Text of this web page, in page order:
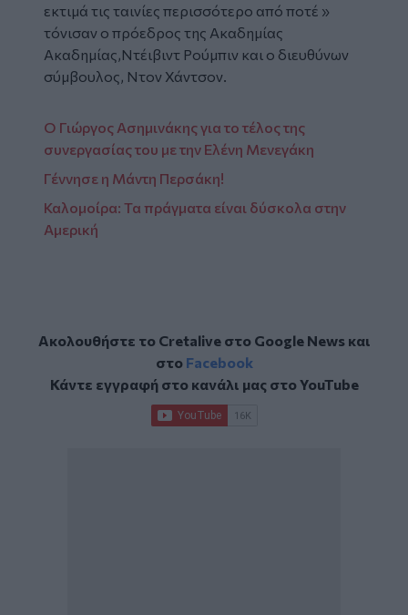
εκτιμά τις ταινίες περισσότερο από ποτέ »
τόνισαν ο πρόεδρος της Ακαδημίας
Ακαδημίας,Ντέιβιντ Ρούμπιν και ο διευθύνων
σύμβουλος, Ντον Χάντσον.
Ο Γιώργος Ασημινάκης για το τέλος της
συνεργασίας του με την Ελένη Μενεγάκη
Γέννησε η Μάντη Περσάκη!
Καλομοίρα: Τα πράγματα είναι δύσκολα στην
Αμερική
Ακολουθήστε το Cretalive στο Google Newsκαι
στο Facebook
Κάντε εγγραφή στο κανάλι μας στοYouTube